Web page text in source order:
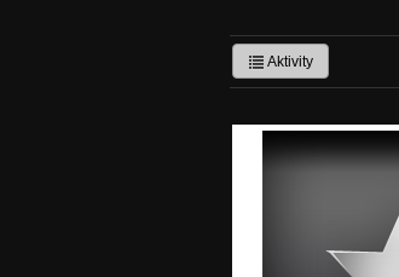
Aktivity